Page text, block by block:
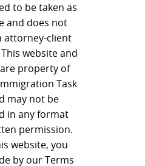
to be taken as
and does not
attorney-client
website and
property of
Task
may not be
in any format
permission.
website, you
by our Terms